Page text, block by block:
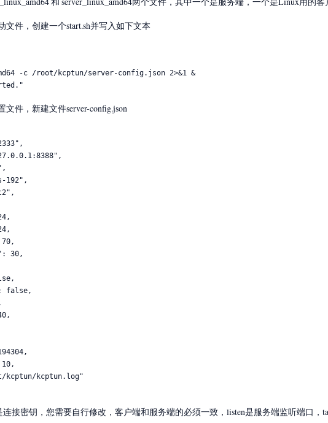
文件，创建一个start.sh并写入如下文本
-c /root/kcptun/server-config.json 2>&1 &
文件，新建文件server-config.json
连接密钥，您需要自行修改，客户端和服务端的必须一致，listen是服务端监听端口，